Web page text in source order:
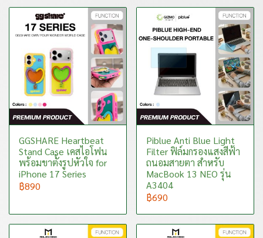
GGSHARE Heartbeat
Stand Case เคสไอโฟน
พร้อมขาตั้งรูปหัวใจ for
iPhone 17 Series
฿890
Piblue Anti Blue Light
Filter ฟิล์มกรองแสงสีฟ้า
ถนอมสายตา สำหรับ
MacBook 13 NEO รุ่น
A3404
฿690